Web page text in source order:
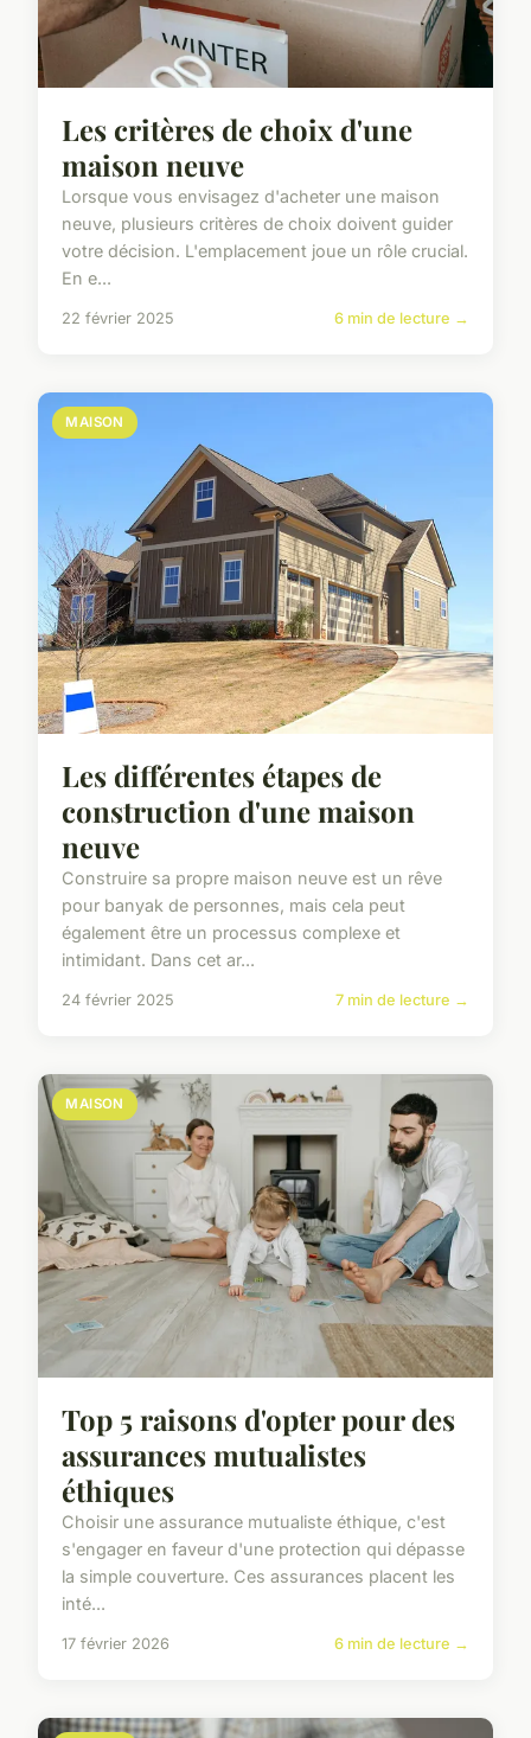
Les critères de choix d'une
maison neuve
Lorsque vous envisagez d'acheter une maison
neuve, plusieurs critères de choix doivent guider
votre décision. L'emplacement joue un rôle crucial.
En e...
22 février 2025 6 min de lecture →
MAISON
Les différentes étapes de
construction d'une maison
neuve
Construire sa propre maison neuve est un rêve
pour banyak de personnes, mais cela peut
également être un processus complexe et
intimidant. Dans cet ar...
24 février 2025 7 min de lecture →
MAISON
Top 5 raisons d'opter pour des
assurances mutualistes
éthiques
Choisir une assurance mutualiste éthique, c'est
s'engager en faveur d'une protection qui dépasse
la simple couverture. Ces assurances placent les
inté...
17 février 2026 6 min de lecture →